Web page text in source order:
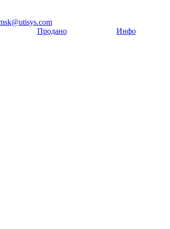
Продано Инфо